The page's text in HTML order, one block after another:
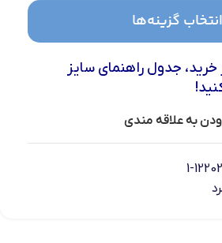
انتخاب گزینه‌ها
جدول راهنمای سایز
به علاقه مندی